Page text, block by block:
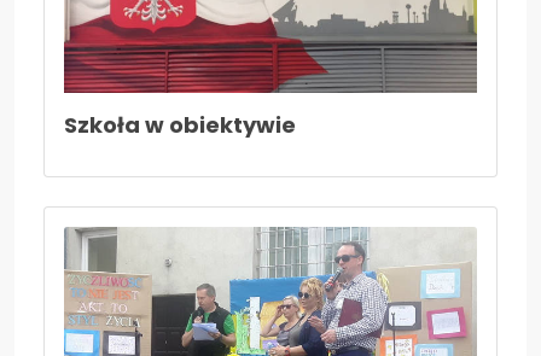
Szkoła w obiektywie